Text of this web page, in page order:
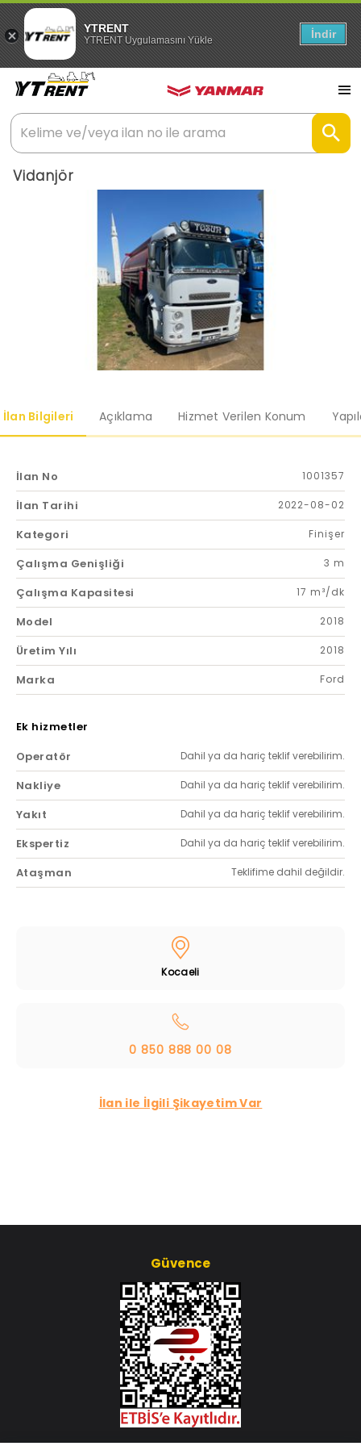
YTRENT
YTRENT Uygulamasını Yükle İndir
Vidanjör
İlan Bilgileri Açıklama Hizmet Verilen Konum
İlan No 1001357
İlan Tarihi 2022-08-02
Kategori Finişer
Çalışma Genişliği 3 m
Çalışma Kapasitesi 17 m³/dk
Model 2018
Üretim Yılı 2018
Marka Ford
Ek hizmetler
Operatör
Dahil ya da hariç teklif verebilirim.
Nakliye Dahil ya da hariç teklif verebilirim.
Yakıt Dahil ya da hariç teklif verebilirim.
Ekspertiz Dahil ya da hariç teklif verebilirim.
Ataşman Teklifime dahil değildir.
Kocaeli
0 850 888 00 08
İlan ile İlgili Şikayetim Var
Güvence